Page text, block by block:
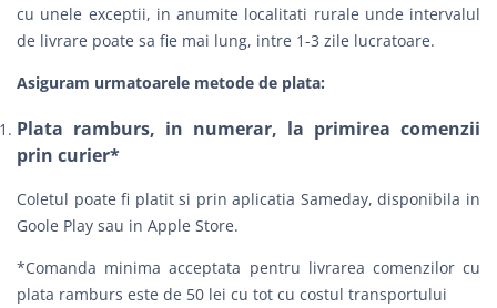
cu unele exceptii, in anumite localitati rurale unde intervalul
de livrare poate sa fie mai lung, intre 1-3 zile lucratoare.
Asiguram urmatoarele metode de plata:
Plata ramburs, in numerar, la primirea comenzii
prin curier*
Coletul poate fi platit si prin aplicatia Sameday, disponibila in
Goole Play sau in Apple Store.
*Comanda minima acceptata pentru livrarea comenzilor cu
plata ramburs este de 50 lei cu tot cu costul transportului